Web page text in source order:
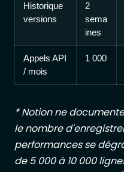
Historique
versions
2
sema
ines
Appels API
/ mois
1 000
* Notion ne
le nombre
performances se
de 5 000 à 10 000